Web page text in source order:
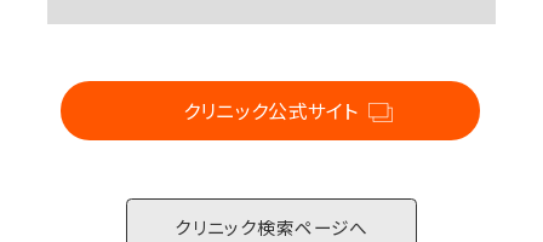
クリニック公式サイト
クリニック検索ページへ